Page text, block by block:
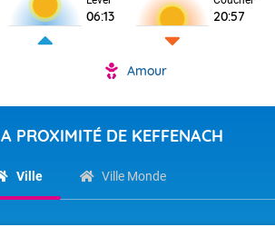
06:13 20:57
Amour
A PROXIMITÉ DE KEFFENACH
Ville Ville Monde
: 20/27 Paris
Clermont-Fd
Limoges :
Lille : 24/34
Temps
Alpes-